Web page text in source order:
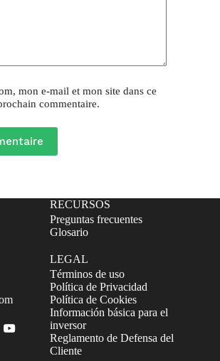
mon e-mail et mon site dans ce
commentaire.
RECURSOS
Preguntas frecuentes
Glosario
LEGAL
Términos de uso
Política de Privacidad
Política de Cookies
Información básica para el
inversor
Reglamento de Defensa del
Cliente